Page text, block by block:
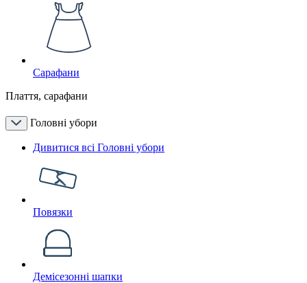
Сарафани
Плаття, сарафани
Головні убори
Дивитися всі Головні убори
Повязки
Демісезонні шапки